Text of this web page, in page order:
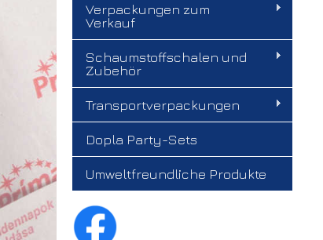
Verpackungen zum
Verkauf
Schaumstoffschalen und
Zubehör
Transportverpackungen
Dopla Party-Sets
Umweltfreundliche Produkte